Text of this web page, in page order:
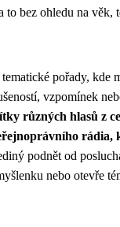
bez ohledu na věk,
pořady, kde
vzpomínek
různých hlasů z
rádia,
podnět od
nebo otevře